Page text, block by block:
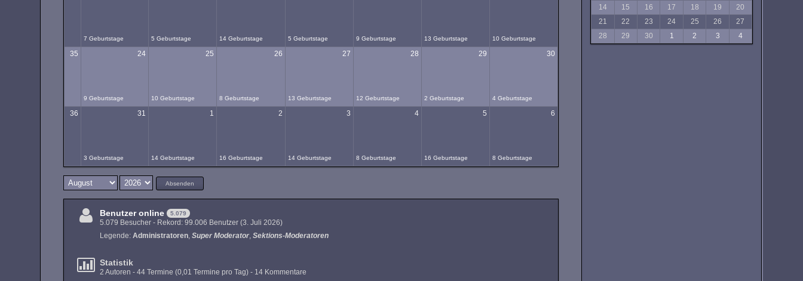
7 Geburtstage 5 Geburtstage 14 Geburtstage 5 Geburtstage 9 Geburtstage 13 Geburtstage 10 Geburtstage
35 24
9 Geburtstage
25
10 Geburtstage
26
8 Geburtstage
27
13 Geburtstage
28
12 Geburtstage
29
2 Geburtstage
30
4 Geburtstage
36 31
3 Geburtstage
1
14 Geburtstage
2
16 Geburtstage
3
14 Geburtstage
4
8 Geburtstage
5
16 Geburtstage
6
8 Geburtstage
Absenden
Benutzer online 5.079
5.079 Besucher - Rekord: 99.006 Benutzer (3. Juli 2026)
Legende: Administratoren Super Moderator Sektions-Moderatoren
Statistik
2 Autoren - 44 Termine (0,01 Termine pro Tag) - 14 Kommentare
14
15 16 17 18 19
20
21
22 23 24 25 26
27
28
29 30 1 2 3 4